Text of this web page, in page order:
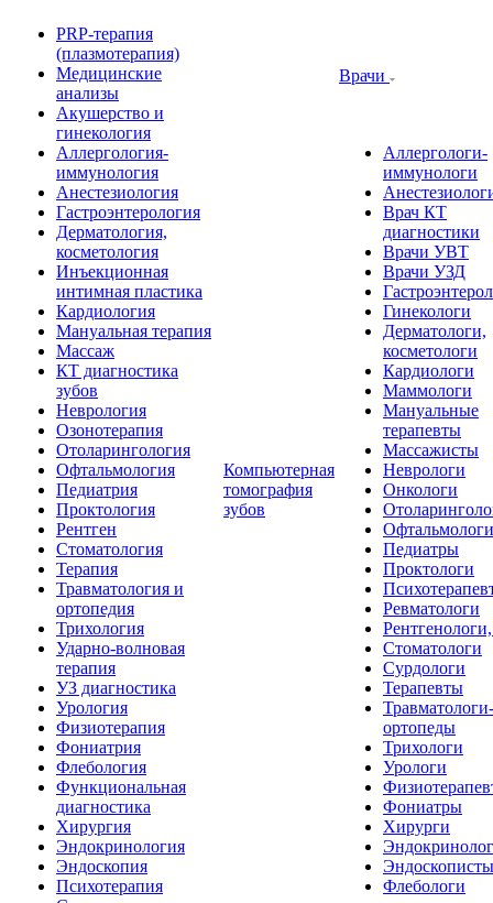
PRP-терапия
(плазмотерапия)
Медицинские
анализы
Акушерство и
гинекология
Аллергология-
иммунология
Анестезиология
Гастроэнтерология
Дерматология,
косметология
Инъекционная
интимная пластика
Кардиология
Мануальная терапия
Массаж
КТ диагностика
зубов
Неврология
Озонотерапия
Отоларингология
Офтальмология
Педиатрия
Проктология
Рентген
Стоматология
Терапия
Травматология и
ортопедия
Трихология
Ударно-волновая
терапия
УЗ диагностика
Урология
Физиотерапия
Фониатрия
Флебология
Функциональная
диагностика
Хирургия
Эндокринология
Эндоскопия
Психотерапия
Компьютерная
томография
зубов
Врачи
Аллергологи-
иммунологи
Врач КТ
диагностики
Врачи УВТ
Врачи УЗД
Гинекологи
Дерматологи,
косметологи
Кардиологи
Маммологи
Мануальные
терапевты
Массажисты
Неврологи
Онкологи
Офтальмологи
Педиатры
Проктологи
Ревматологи
Стоматологи
Сурдологи
Терапевты
Травматологи-
ортопеды
Трихологи
Урологи
Фониатры
Хирурги
Эндоскописты
Флебологи